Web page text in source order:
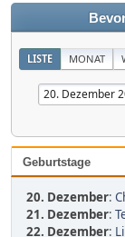
LISTE MONAT
Geburtstage
20. Dezember:
21. Dezember:
22. Dezember: